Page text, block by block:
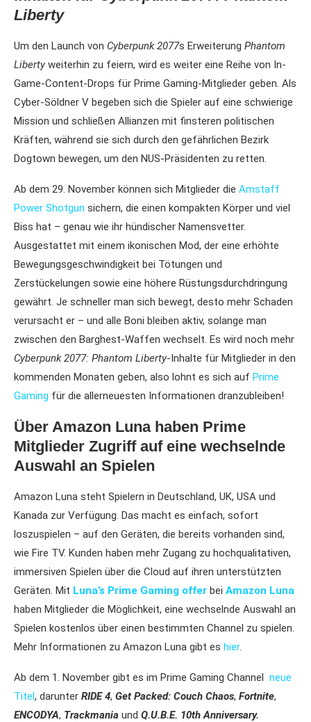
Liberty
Um den Launch von Cyberpunk 2077s Erweiterung Phantom
Libertyweiterhin zu feiern, wird es weiter eine Reihe von In-
Game-Content-Drops für Prime Gaming-Mitglieder geben. Als
Cyber-Söldner V begeben sich die Spieler auf eine schwierige
Mission und schließen Allianzen mit finsteren politischen
Kräften, während sie sich durch den gefährlichen Bezirk
Dogtown bewegen, um den NUS-Präsidenten zu retten.
Ab dem 29. November können sich Mitglieder die Amstaff
Power Shotgun sichern, die einen kompakten Körper und viel
Biss hat – genau wie ihr hündischer Namensvetter.
Ausgestattet mit einem ikonischen Mod, der eine erhöhte
Bewegungsgeschwindigkeit bei Tötungen und
Zerstückelungen sowie eine höhere Rüstungsdurchdringung
gewährt. Je schneller man sich bewegt, desto mehr Schaden
verursacht er – und alle Boni bleiben aktiv, solange man
zwischen den Barghest-Waffen wechselt. Es wird noch mehr
Cyberpunk 2077: Phantom Liberty-Inhalte für Mitglieder in den
kommenden Monaten geben, also lohnt es sich auf Prime
Gaming für die allerneuesten Informationen dranzubleiben!
Über Amazon Luna haben Prime
Mitglieder Zugriff auf eine wechselnde
Auswahl an Spielen
Amazon Luna steht Spielern in Deutschland, UK, USA und
Kanada zur Verfügung. Das macht es einfach, sofort
loszuspielen – auf den Geräten, die bereits vorhanden sind,
wie Fire TV. Kunden haben mehr Zugang zu hochqualitativen,
immersiven Spielen über die Cloud auf ihren unterstützten
Geräten. Mit Luna’s Prime Gaming offer bei Amazon Luna
haben Mitglieder die Möglichkeit, eine wechselnde Auswahl an
Spielen kostenlos über einen bestimmten Channel zu spielen.
Mehr Informationen zu Amazon Luna gibt es hier.
Ab dem 1. November gibt es im Prime Gaming Channel neue
Titel, darunter RIDE 4, Get Packed: Couch Chaos, Fortnite,
ENCODYA, Trackmania und Q.U.B.E. 10th Anniversary.